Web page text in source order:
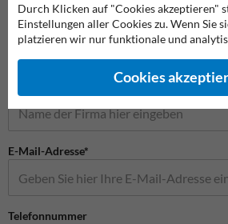
Name*
E-Mail-Adresse*
Telefonnummer
Durch Klicken auf "Cookies akzeptieren"
Einstellungen aller Cookies zu. Wenn Sie
platzieren wir nur funktionale und
Cookies